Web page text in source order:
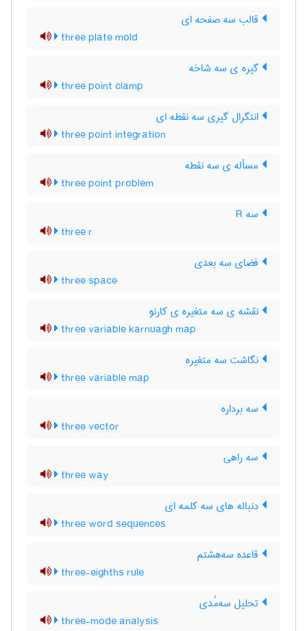
قالب سه صفحه ای
three plate mold
گیره ی سه شاخه
three point clamp
انتگرال گیری سه نقطه ای
three point integration
مسأله ی سه نقطه
three point problem
سه R
three r
فضای سه بعدی
three space
نقشه ی سه متغیره ی کارنو
three variable karnuagh map
نگاشت سه متغیره
three variable map
سه برداره
three vector
سه راهی
three way
دنباله های سه کلمه ای
three word sequences
قاعده سه‌هشتم
three-eighths rule
تحلیل سه‌مُدی
three-mode analysis